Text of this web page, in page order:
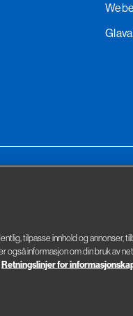
tilpasse innhold og annonser,
også informasjon om din bruk av
Retningslinjer for